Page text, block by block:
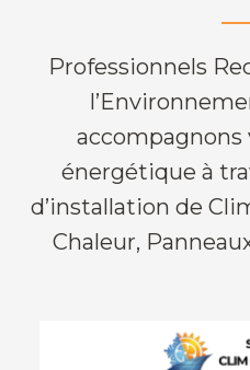
Professionnels
énergétique à
d’installation de
Chaleur,